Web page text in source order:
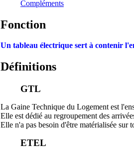
Compléments
Fonction
Un tableau électrique sert à contenir
Définitions
GTL
La Gaine Technique du Logement est
Elle est dédié au regroupement des
Elle n'a pas besoin d'être matérialisée sur
ETEL